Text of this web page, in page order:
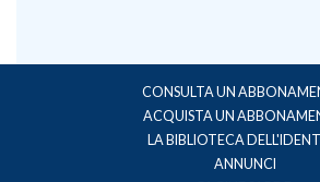
CONSULTA UN
ACQUISTA UN
LA BIBLIOTECA
ANNUNCI